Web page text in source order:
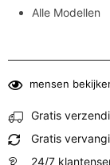
Alle Modellen
mensen
Gratis
Gratis
24/7